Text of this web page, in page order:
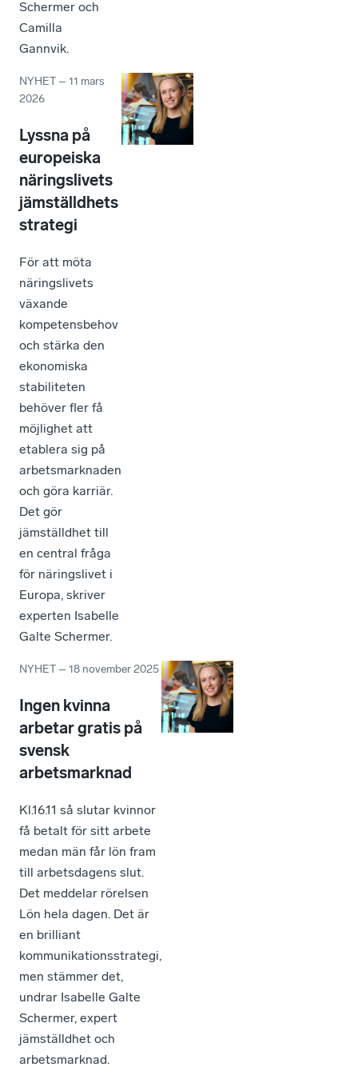
Schermer och
Camilla
Gannvik.
NYHET –11 mars
2026
Lyssna på
europeiska
näringslivets
jämställdhets
strategi
För att möta
näringslivets
växande
kompetensbehov
och stärka den
ekonomiska
stabiliteten
behöver fler få
möjlighet att
etablera sig på
arbetsmarknaden
och göra karriär.
Det gör
jämställdhet till
en central fråga
för näringslivet i
Europa, skriver
experten Isabelle
Galte Schermer.
NYHET –18 november 2025
Ingen kvinna
arbetar gratis på
svensk
arbetsmarknad
Kl.16.11 så slutar kvinnor
få betalt för sitt arbete
medan män får lön fram
till arbetsdagens slut.
Det meddelar rörelsen
Lön hela dagen. Det är
en brilliant
kommunikationsstrategi,
men stämmer det,
undrar Isabelle Galte
Schermer, expert
jämställdhet och
arbetsmarknad.